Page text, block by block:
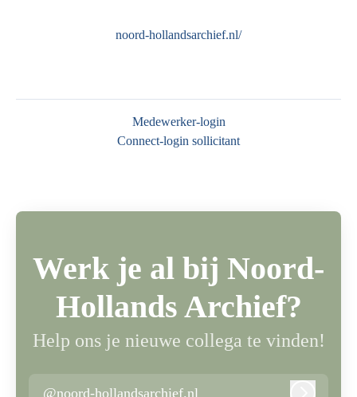
noord-hollandsarchief.nl/
Medewerker-login
Connect-login sollicitant
Werk je al bij Noord-
Hollands Archief?
Help ons je nieuwe collega te vinden!
@noord-hollandsarchief.nl